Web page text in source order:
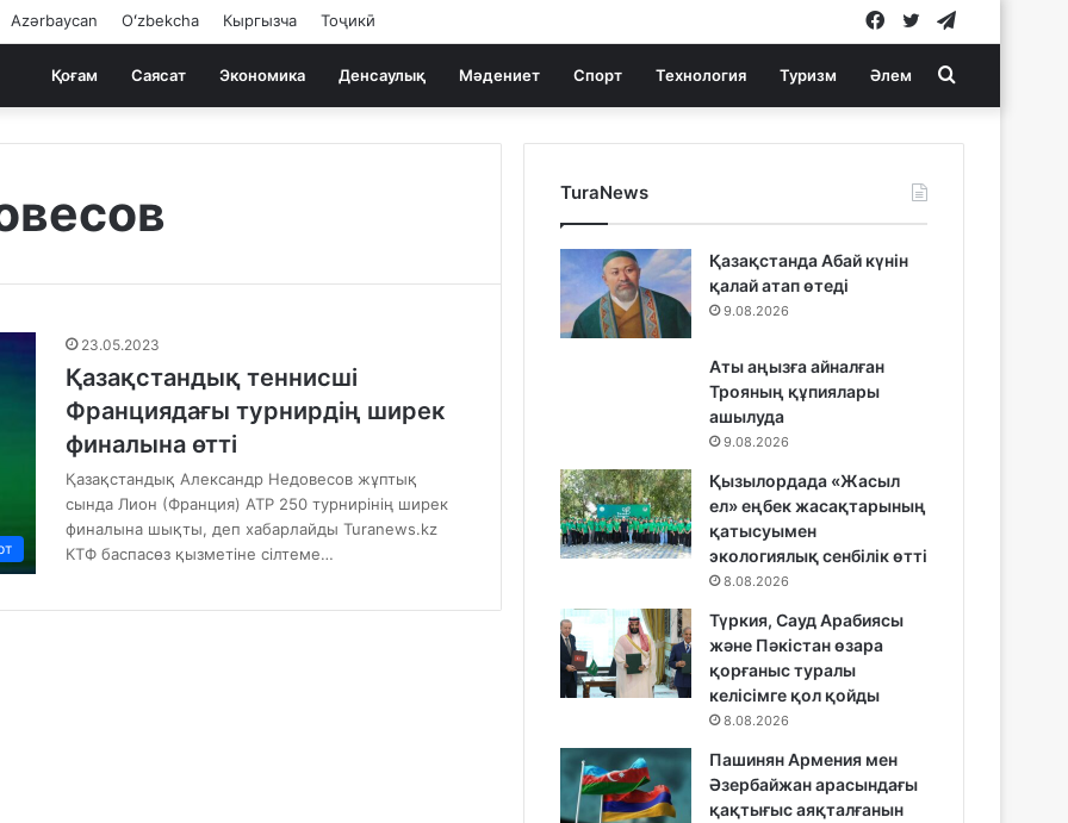
Azərbaycan Oʻzbekcha Кыргызча Тоҷикӣ Twitter
Facebook
Қоғам Саясат Экономика Денсаулық Мәдениет Спорт Технология Туризм Әлем Search
for
23.05.2023
Қазақстандық теннисші
Франциядағы турнирдің ширек
финалына өтті
Қазақстандық Александр Недовесов жұптық
сында Лион (Франция) ATP 250 турнирінің ширек
финалына шықты, деп хабарлайды Turanews.kz
КТФ баспасөз қызметіне сілтеме…
TuraNews
Қазақстанда Абай күнін
қалай атап өтеді
9.08.2026
Аты аңызға айналған
Трояның құпиялары
ашылуда
9.08.2026
Қызылордада «Жасыл
ел» еңбек жасақтарының
қатысуымен
экологиялық сенбілік өтті
8.08.2026
Түркия, Сауд Арабиясы
және Пәкістан өзара
қорғаныс туралы
келісімге қол қойды
8.08.2026
Пашинян Армения мен
Әзербайжан арасындағы
қақтығыс аяқталғанын